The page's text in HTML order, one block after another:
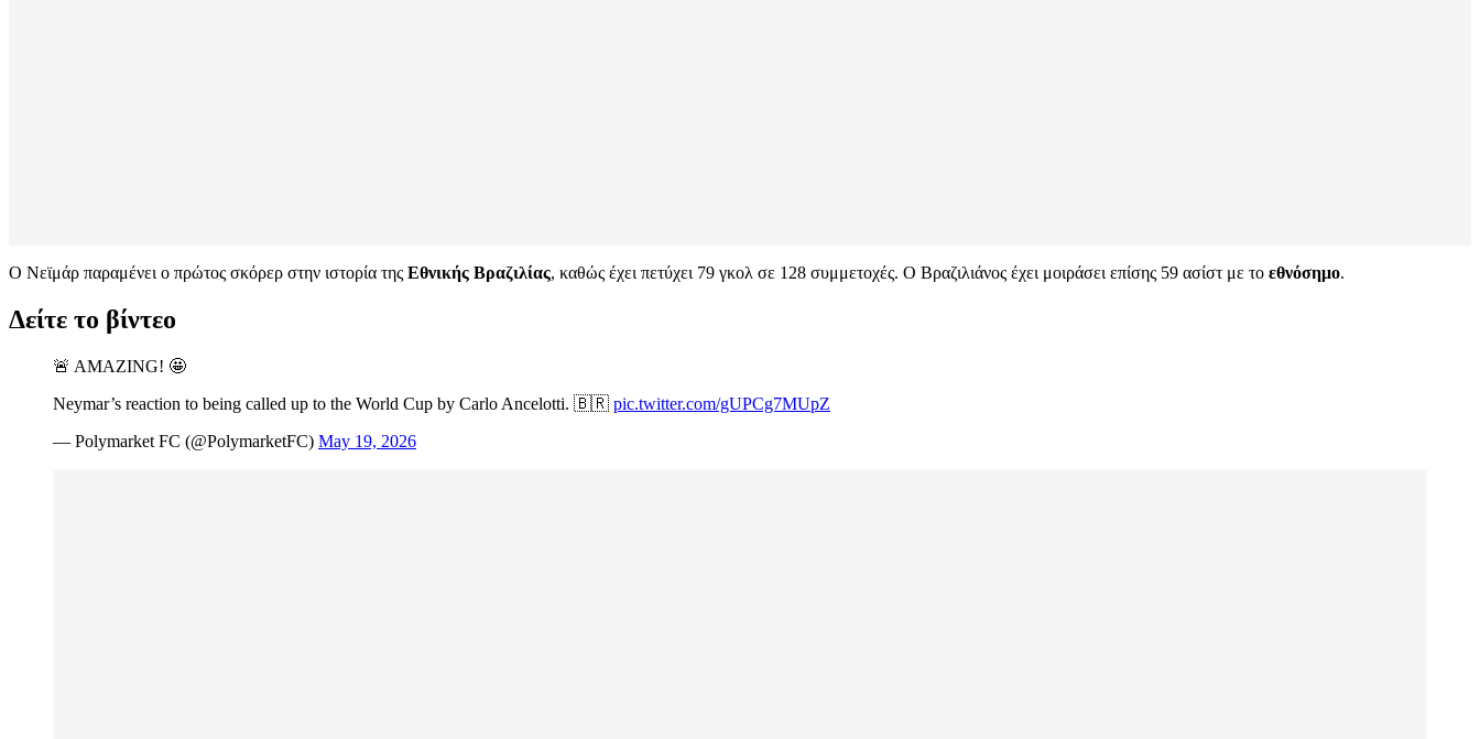
Ο Νεϊμάρ παραμένει ο πρώτος σκόρερ στην ιστορία της Εθνικής Βραζιλίας, καθώς έχει πετύχει 79 γκολ σε 128 συμμετοχές. Ο Βραζιλιάνος έχει μοιράσει επίσης 59 ασίστ με το εθνόσημο.
Δείτε το βίντεο
🚨 AMAZING! 🤩
Neymar’s reaction to being called up to the World Cup by Carlo Ancelotti. 🇧🇷 pic.twitter.com/gUPCg7MUpZ
— Polymarket FC (@PolymarketFC) May 19, 2026